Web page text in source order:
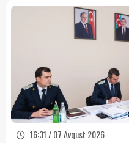
16:31 / 07 Avqust 2026